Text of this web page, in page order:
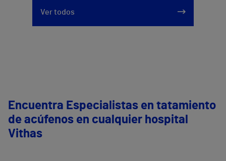
Ver todos
Encuentra Especialistas en tatamiento
de acúfenos en cualquier hospital
Vithas